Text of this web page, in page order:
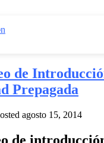
Inicio
Prepago
Postpago
de
Prepagada
agosto 15, 2014
de